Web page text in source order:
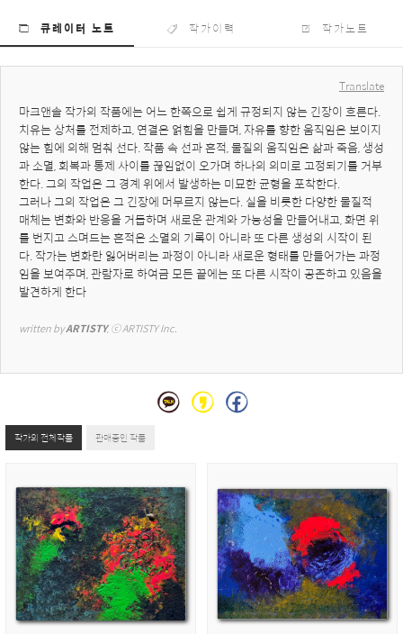
큐레이터 노트 작가이력 작가노트
Translate
마크앤솔 작가의 작품에는 어느 한쪽으로 쉽게 규정되지 않는 긴장이 흐른다.
치유는 상처를 전제하고, 연결은 얽힘을 만들며, 자유를 향한 움직임은 보이지
않는 힘에 의해 멈춰 선다. 작품 속 선과 흔적, 물질의 움직임은 삶과 죽음, 생성
과 소멸, 회복과 통제 사이를 끊임없이 오가며 하나의 의미로 고정되기를 거부
한다. 그의 작업은 그 경계 위에서 발생하는 미묘한 균형을 포착한다.
그러나 그의 작업은 그 긴장에 머무르지 않는다. 실을 비롯한 다양한 물질적
매체는 변화와 반응을 거듭하며 새로운 관계와 가능성을 만들어내고, 화면 위
를 번지고 스며드는 흔적은 소멸의 기록이 아니라 또 다른 생성의 시작이 된
다. 작가는 변화란 잃어버리는 과정이 아니라 새로운 형태를 만들어가는 과정
임을 보여주며, 관람자로 하여금 모든 끝에는 또 다른 시작이 공존하고 있음을
발견하게 한다
written by ARTISTY, ⓒ ARTISTY Inc.
작가의 전체작품 판매중인 작품